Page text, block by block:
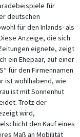
für
deutschen
für den Inlands- als
Anzeige, die sich
eignete, zeigt
ein Ehepaar, auf einer
für den Firmennamen
ist wohlhabend, wie
ist mit Sonnenhut
Trotz der
wird,
den Kauf eines
Maß an Mobilität